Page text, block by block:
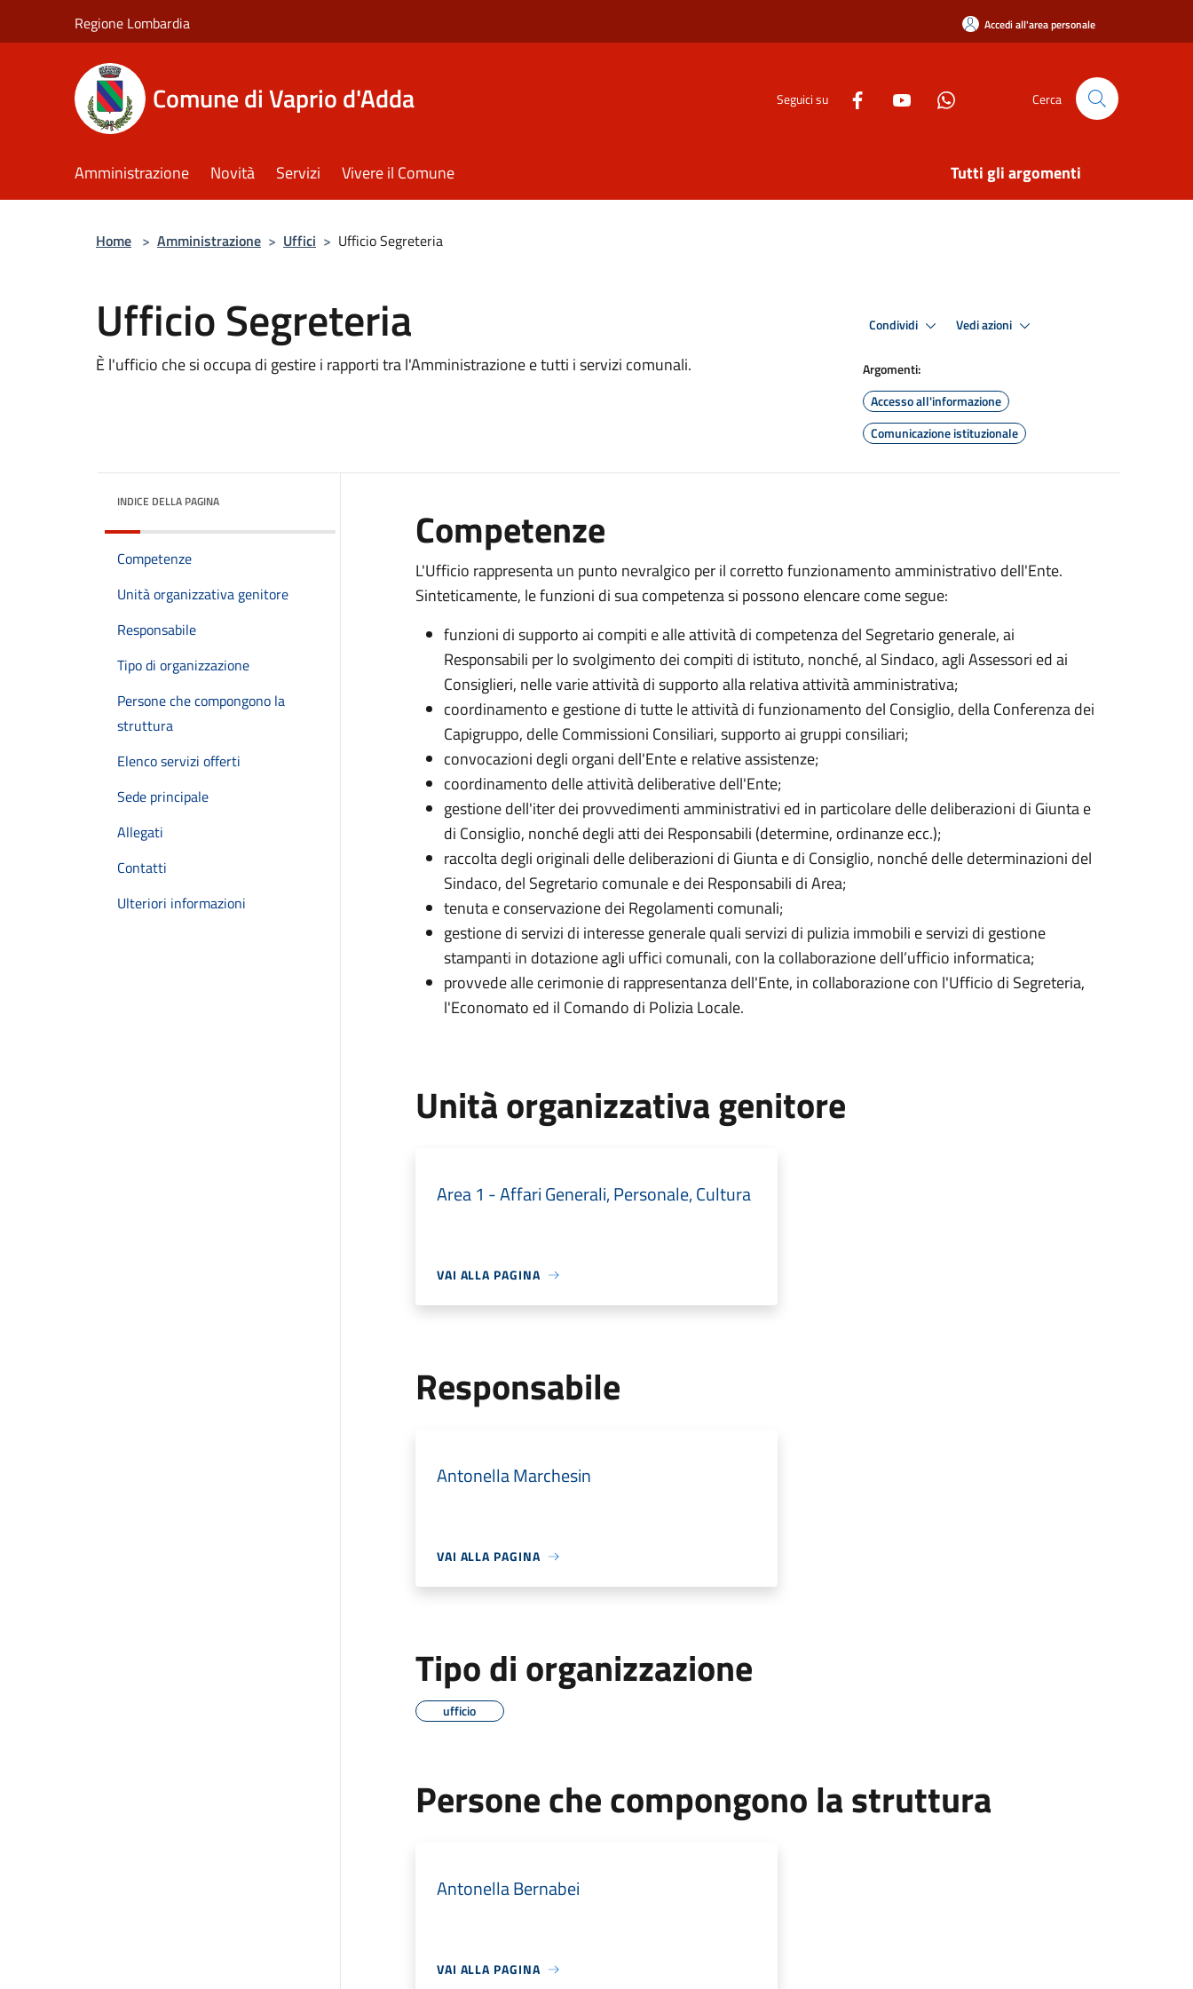
Regione Lombardia Accedi all'area personale
Comune di Vaprio d'Adda Seguici su Cerca
Amministrazione Novità Servizi Vivere il Comune Tutti gli argomenti
Home > Amministrazione > Uffici > Ufficio Segreteria
Ufficio Segreteria
È l'ufficio che si occupa di gestire i rapporti tra l'Amministrazione e tutti i servizi comunali.
Condividi Vedi azioni
Argomenti:
Accesso all'informazione
Comunicazione istituzionale
INDICE DELLA PAGINA
Competenze
Unità organizzativa genitore
Responsabile
Tipo di organizzazione
Persone che compongono la
struttura
Elenco servizi offerti
Sede principale
Allegati
Contatti
Ulteriori informazioni
Competenze
L'Ufficio rappresenta un punto nevralgico per il corretto funzionamento amministrativo dell'Ente.
Sinteticamente, le funzioni di sua competenza si possono elencare come segue:
funzioni di supporto ai compiti e alle attività di competenza del Segretario generale, ai
Responsabili per lo svolgimento dei compiti di istituto, nonché, al Sindaco, agli Assessori ed ai
Consiglieri, nelle varie attività di supporto alla relativa attività amministrativa;
coordinamento e gestione di tutte le attività di funzionamento del Consiglio, della Conferenza dei
Capigruppo, delle Commissioni Consiliari, supporto ai gruppi consiliari;
convocazioni degli organi dell'Ente e relative assistenze;
coordinamento delle attività deliberative dell'Ente;
gestione dell'iter dei provvedimenti amministrativi ed in particolare delle deliberazioni di Giunta e
di Consiglio, nonché degli atti dei Responsabili (determine, ordinanze ecc.);
raccolta degli originali delle deliberazioni di Giunta e di Consiglio, nonché delle determinazioni del
Sindaco, del Segretario comunale e dei Responsabili di Area;
tenuta e conservazione dei Regolamenti comunali;
gestione di servizi di interesse generale quali servizi di pulizia immobili e servizi di gestione
stampanti in dotazione agli uffici comunali, con la collaborazione dell’ufficio informatica;
provvede alle cerimonie di rappresentanza dell'Ente, in collaborazione con l'Ufficio di Segreteria,
l'Economato ed il Comando di Polizia Locale.
Unità organizzativa genitore
Area 1 - Affari Generali, Personale, Cultura
VAI ALLA PAGINA
Responsabile
Antonella Marchesin
VAI ALLA PAGINA
Tipo di organizzazione
ufficio
Persone che compongono la struttura
Antonella Bernabei
VAI ALLA PAGINA